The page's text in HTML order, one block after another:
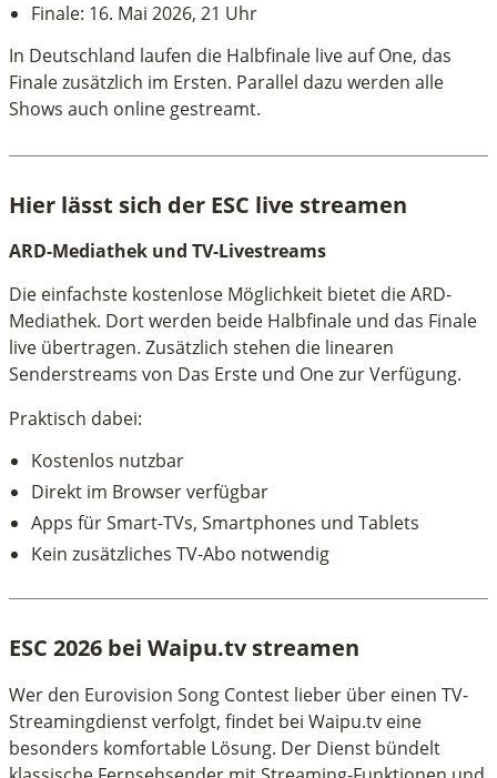
Finale: 16. Mai 2026, 21 Uhr
In Deutschland laufen die Halbfinale live auf One, das
Finale zusätzlich im Ersten. Parallel dazu werden alle
Shows auch online gestreamt.
Hier lässt sich der ESC live streamen
ARD-Mediathek und TV-Livestreams
Die einfachste kostenlose Möglichkeit bietet die ARD-
Mediathek. Dort werden beide Halbfinale und das Finale
live übertragen. Zusätzlich stehen die linearen
Senderstreams von Das Erste und One zur Verfügung.
Praktisch dabei:
Kostenlos nutzbar
Direkt im Browser verfügbar
Apps für Smart-TVs, Smartphones und Tablets
Kein zusätzliches TV-Abo notwendig
ESC 2026 bei Waipu.tv streamen
Wer den Eurovision Song Contest lieber über einen TV-
Streamingdienst verfolgt, findet bei Waipu.tv eine
besonders komfortable Lösung. Der Dienst bündelt